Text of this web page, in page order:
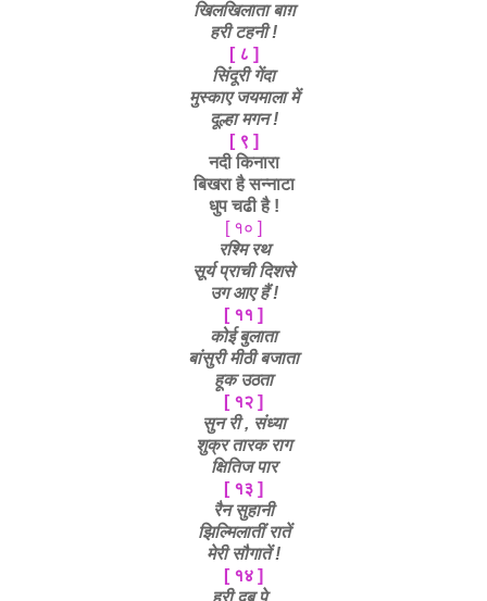
खिलखिलाता बाग़
हरी टहनी !
[ ८ ]
सिंदूरी गेंदा
मुस्काए जयमाला में
दूल्हा मगन !
[ ९ ]
नदी किनारा
बिखरा है सन्नाटा
धुप चढी है !
[ १० ]
रश्मि रथ
सूर्य प्राची दिशसे
उग आए हैं !
[ ११ ]
कोई बुलाता
बांसुरी मीठी बजाता
हूक उठता
[ १२ ]
सुन री , संध्या
शुक्र तारक राग
क्षितिज पार
[ १३ ]
रैन सुहानी
झिल्मिलातीं रातें
मेरी सौगातें !
[ १४ ]